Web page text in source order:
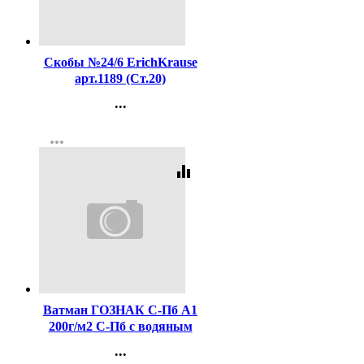
Скобы №24/6 ErichKrause
арт.1189 (Ст.20)
...
Регистрация
more_horiz
equalizer
Ватман ГОЗНАК С-Пб А1
200г/м2 С-Пб с водяным
(Стандарт 100)
...